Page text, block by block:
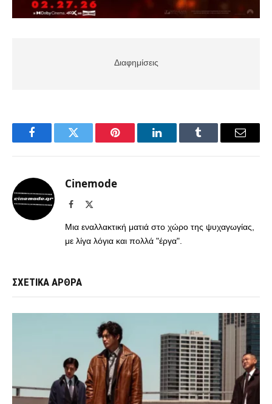
Διαφημίσεις
FacebookTwitter Pinterest LinkedInTumblr Email
Cinemode
Facebook
Μια εναλλακτική ματιά στο χώρο της ψυχαγωγίας,
με λίγα λόγια και πολλά "έργα".
ΣΧΕΤΙΚΑ ΑΡΘΡΑ